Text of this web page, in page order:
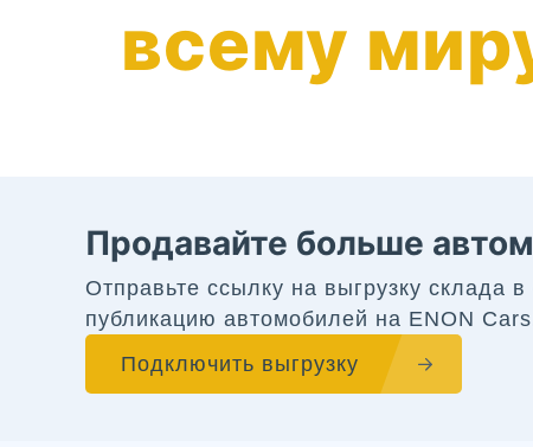
всему
Продавайте больше
Отправьте ссылку на выгрузку
публикацию автомобилей на ENON
Подключить выгрузку